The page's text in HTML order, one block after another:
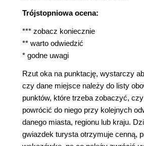
Trójstopniowa ocena:
*** zobacz koniecznie
** warto odwiedzić
* godne uwagi
Rzut oka na punktację, wystarczy
czy dane miejsce należy do listy
punktów, które trzeba zobaczyć,
powrócić do niego przy kolejnych
danego miasta, regionu lub kraju.
gwiazdek turysta otrzymuje cenną,